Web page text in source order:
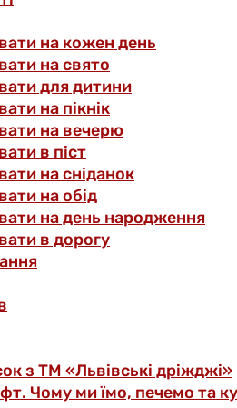
на кожен день
на свято
для дитини
на пікнік
на вечерю
в піст
на сніданок
на обід
на день народження
в дорогу
з ТМ «Львівські дріжджі»
Чому ми їмо, печемо та